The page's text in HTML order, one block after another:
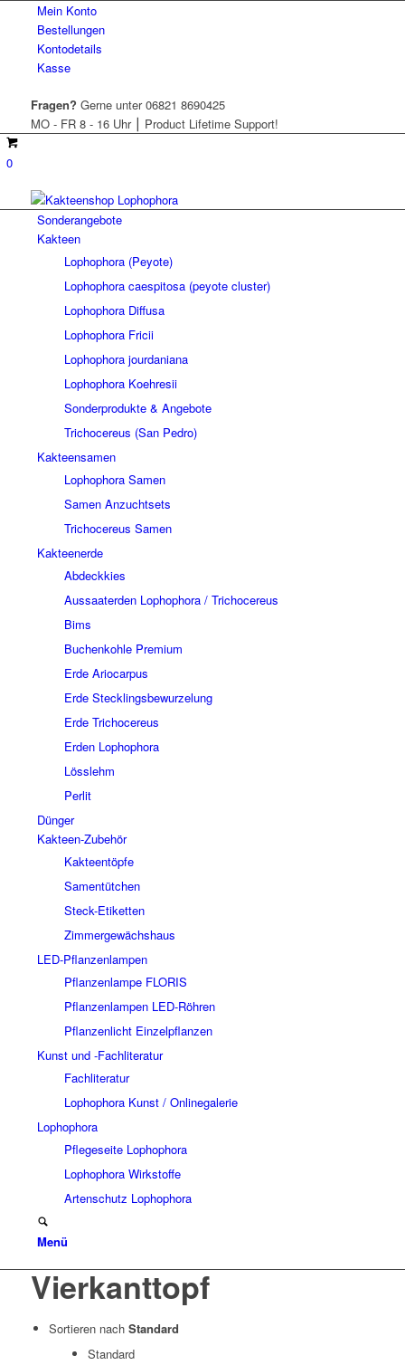
Mein Konto
Bestellungen
Kontodetails
Kasse
Fragen? Gerne unter 06821 8690425
MO - FR 8 - 16 Uhr ⎮ Product Lifetime Support!
0
Sonderangebote
Kakteen
Lophophora (Peyote)
Lophophora caespitosa (peyote cluster)
Lophophora Diffusa
Lophophora Fricii
Lophophora jourdaniana
Lophophora Koehresii
Sonderprodukte & Angebote
Trichocereus (San Pedro)
Kakteensamen
Lophophora Samen
Samen Anzuchtsets
Trichocereus Samen
Kakteenerde
Abdeckkies
Aussaaterden Lophophora / Trichocereus
Bims
Buchenkohle Premium
Erde Ariocarpus
Erde Stecklingsbewurzelung
Erde Trichocereus
Erden Lophophora
Lösslehm
Perlit
Dünger
Kakteen-Zubehör
Kakteentöpfe
Samentütchen
Steck-Etiketten
Zimmergewächshaus
LED-Pflanzenlampen
Pflanzenlampe FLORIS
Pflanzenlampen LED-Röhren
Pflanzenlicht Einzelpflanzen
Kunst und -Fachliteratur
Fachliteratur
Lophophora Kunst / Onlinegalerie
Lophophora
Pflegeseite Lophophora
Lophophora Wirkstoffe
Artenschutz Lophophora
Menü
Vierkanttopf
Sortieren nach Standard
Standard